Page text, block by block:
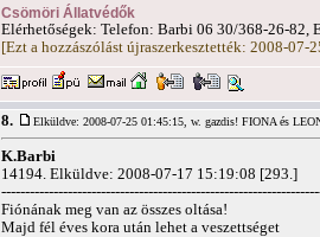
Csömöri Állatvédők
Elérhetőségek: Telefon: Barbi 06 30/368-26-82,
[Ezt a hozzászólást újraszerkesztették: 2008-07-
8. Elküldve: 2008-07-25 01:45:15, w. gazdis! FIONA és
K.Barbi
14194. Elküldve: 2008-07-17 15:19:08 [293.]
Fiónának meg van az összes oltása!
Majd fél éves kora után lehet a veszettséget